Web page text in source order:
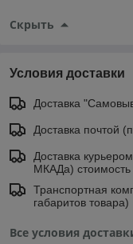
Скрыть
Условия доставки
Доставка
Доставка почтой
Доставка
МКАДа) стоимость
Транспортная
габаритов товара)
Все условия